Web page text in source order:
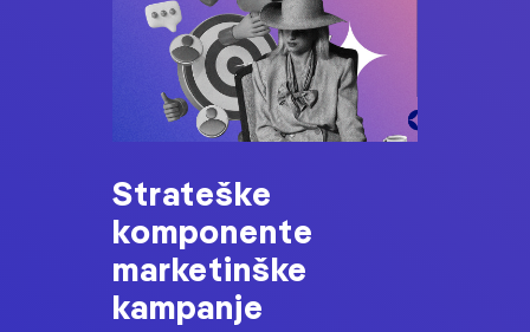
Strateške
komponente
marketinške
kampanje